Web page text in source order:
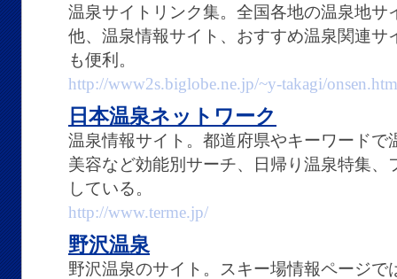
温泉サイトリンク集。全国各地の温泉地サ
他、温泉情報サイト、おすすめ温泉関連サ
も便利。
http://www2s.biglobe.ne.jp/~y-takagi/onsen.htm
日本温泉ネットワーク
温泉情報サイト。都道府県やキーワードで
美容など効能別サーチ、日帰り温泉特集
している。
http://www.terme.jp/
野沢温泉
野沢温泉のサイト。スキー場情報ページ